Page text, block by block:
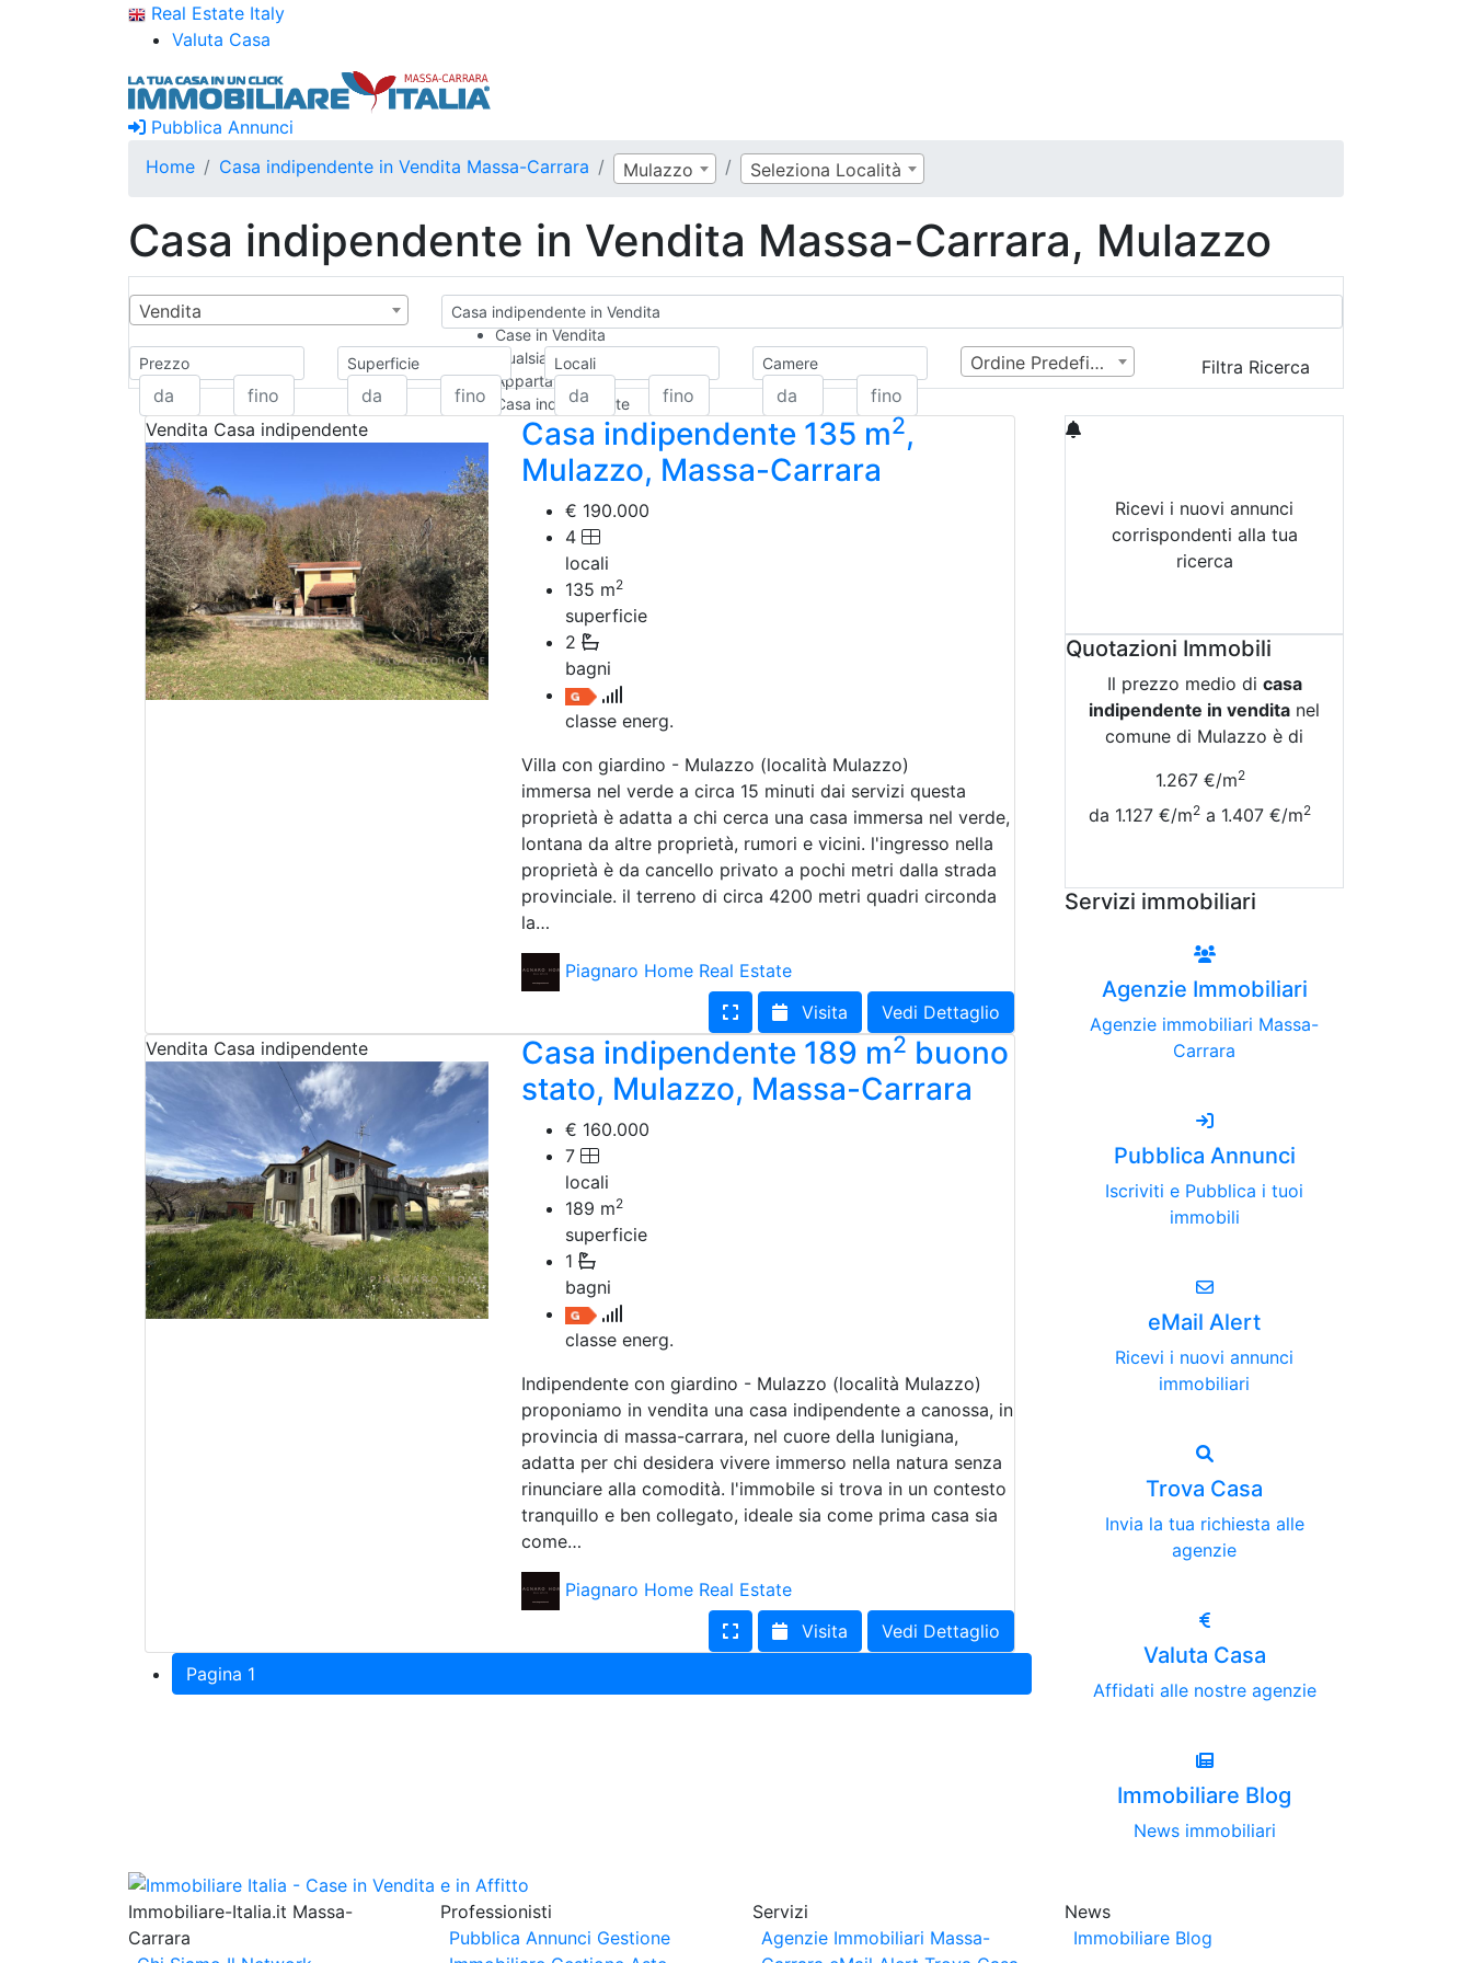
Real Estate Italy
Valuta Casa
Pubblica Annunci
Home
Casa indipendente in Vendita Massa-Carrara Mulazzo Seleziona Località
Casa indipendente in Vendita Massa-Carrara, Mulazzo
Vendita
Casa indipendente in Vendita
Case in Vendita
Qualsiasi
Appartamento
Casa indipendente
Casa Semi-indipendente
Attico/Mansarda
Rustico/Casale
Loft/Open space
Camera d'Albergo
Multiproprietà
Palazzo/Stabile
Box/Garage
Negozi e Attivita Commerciali in Vendita
Attività/Licenza Commerciale
Azienda Agricola
Bed & Breakfast
Albergo
Laboratorio Artigianale
Negozio/locale commerciale
Agriturismo
Magazzini
Capannoni
Uffici
Terreni in Vendita
Qualsiasi
Prezzo Superficie Locali Camere Ordine Predefinito Filtra Ricerca
Vendita Casa indipendente Casa indipendente 135 m2,
Mulazzo, Massa-Carrara
€ 190.000
4
locali
135 m2
superficie
2
bagni
classe energ.
Villa con giardino - Mulazzo (località Mulazzo)
immersa nel verde a circa 15 minuti dai servizi questa
proprietà è adatta a chi cerca una casa immersa nel verde,
lontana da altre proprietà, rumori e vicini. l'ingresso nella
proprietà è da cancello privato a pochi metri dalla strada
provinciale. il terreno di circa 4200 metri quadri circonda
la…
Piagnaro Home Real Estate
Visita
Vedi Dettaglio
Vendita Casa indipendente Casa indipendente 189 m2 buono
stato, Mulazzo, Massa-Carrara
€ 160.000
7
locali
189 m2
superficie
1
bagni
classe energ.
Indipendente con giardino - Mulazzo (località Mulazzo)
proponiamo in vendita una casa indipendente a canossa, in
provincia di massa-carrara, nel cuore della lunigiana,
adatta per chi desidera vivere immerso nella natura senza
rinunciare alla comodità. l'immobile si trova in un contesto
tranquillo e ben collegato, ideale sia come prima casa sia
come…
Piagnaro Home Real Estate
Visita
Vedi Dettaglio
Pagina 1
Ricevi i nuovi annunci
corrispondenti alla tua
ricerca
Quotazioni Immobili
Il prezzo medio di casa
indipendente in vendita nel
comune di Mulazzo è di
1.267 €/m2
da 1.127 €/m2 a 1.407 €/m2
Servizi immobiliari
Agenzie Immobiliari
Agenzie immobiliari Massa-
Carrara
Pubblica Annunci
Iscriviti e Pubblica i tuoi
immobili
eMail Alert
Ricevi i nuovi annunci
immobiliari
Trova Casa
Invia la tua richiesta alle
agenzie
Valuta Casa
Affidati alle nostre agenzie
Immobiliare Blog
News immobiliari
Immobiliare-Italia.it Massa-
Carrara
Professionisti
Pubblica Annunci Gestione
Servizi
Agenzie Immobiliari Massa-
News
Immobiliare Blog